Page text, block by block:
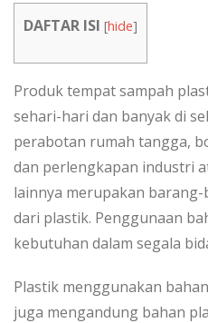
DAFTAR ISI [hide]
Produk tempat sampah
sehari-hari dan banyak di
perabotan rumah tangga,
dan perlengkapan industri
lainnya merupakan
dari plastik. Penggunaan
kebutuhan dalam segala
Plastik menggunakan
juga mengandung bahan